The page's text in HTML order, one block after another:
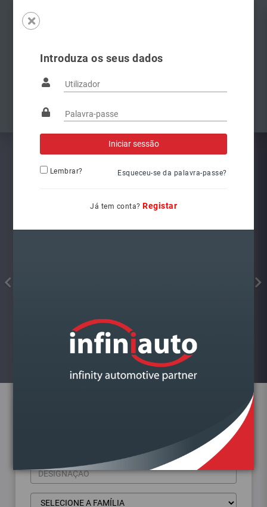
Introduza os seus dados
Lembrar? Esqueceu-se da palavra-passe?
Já tem conta? Registar
Famílias
Visualizar